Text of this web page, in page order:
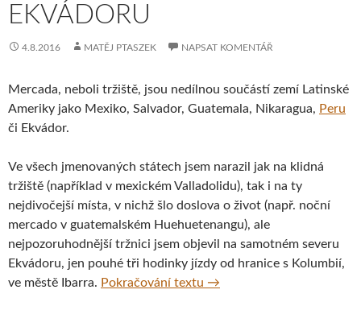
EKVÁDORU
4.8.2016 MATĚJ PTASZEK NAPSAT KOMENTÁŘ
Mercada, neboli tržiště, jsou nedílnou součástí zemí Latinské
Ameriky jako Mexiko, Salvador, Guatemala, Nikaragua, Peru
či Ekvádor.
Ve všech jmenovaných státech jsem narazil jak na klidná
tržiště (například v mexickém Valladolidu), tak i na ty
nejdivočejší místa, v nichž šlo doslova o život (např. noční
mercado v guatemalském Huehuetenangu), ale
nejpozoruhodnější tržnici jsem objevil na samotném severu
Ekvádoru, jen pouhé tři hodinky jízdy od hranice s Kolumbií,
ve městě Ibarra. Pokračování textu Tajemství kouzla
→